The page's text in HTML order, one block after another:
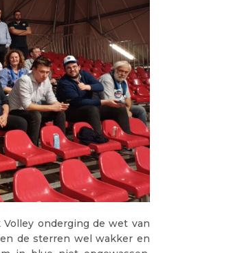
onderging de wet van
de sterren wel wakker en